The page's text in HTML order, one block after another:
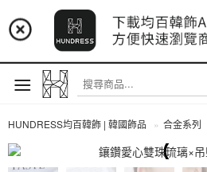
📢 市集預告：9/4-9/6
📢 市集預告：9/12-9/13
📢 市集預告：8/22-8/23
註冊
HUNDRESS均百韓飾 | 韓國飾品 合金系列